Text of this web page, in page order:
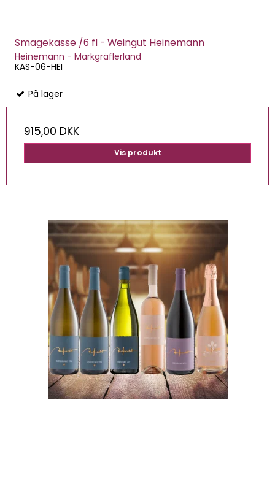
Smagekasse /6 fl - Weingut Heinemann
Heinemann - Markgräflerland
KAS-06-HEI
På lager
915,00 DKK
Vis produkt